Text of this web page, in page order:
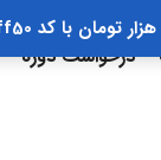
درخواست دوره